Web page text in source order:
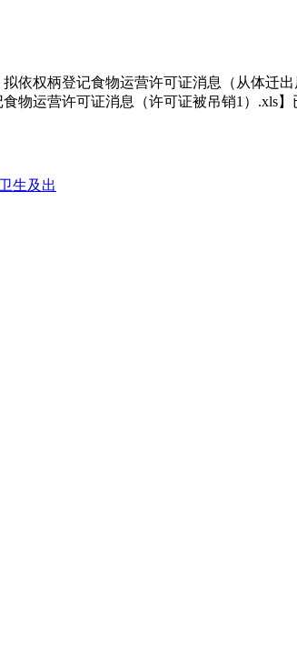
权柄登记食物运营许可证消息（从体迁出
物运营许可证消息（许可证被吊销1）.xls
生及出